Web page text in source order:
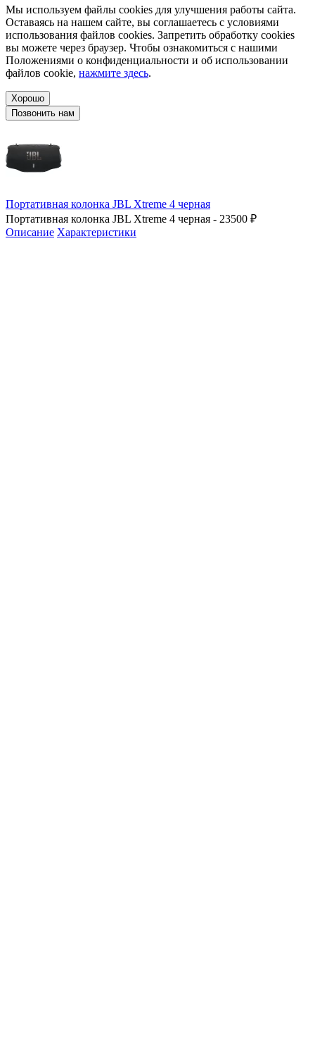
Мы используем файлы cookies для улучшения работы сайта.
Оставаясь на нашем сайте, вы соглашаетесь с условиями
использования файлов cookies. Запретить обработку cookies
вы можете через браузер. Чтобы ознакомиться с нашими
Положениями о конфиденциальности и об использовании
файлов cookie, нажмите здесь.
Хорошо
Позвонить нам
Портативная колонка JBL Xtreme 4 черная
Портативная колонка JBL Xtreme 4 черная - 23500 ₽
Описание Характеристики